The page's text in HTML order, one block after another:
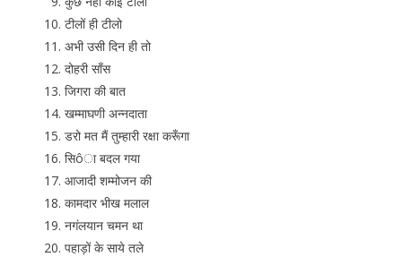
टीलों ही टीलो
अभी उसी दिन ही तो
दोहरी साँस
जिगरा की बात
खम्माघणी अन्नदाता
डरो मत मैं तुम्हारी रक्षा करूँगा
सिôा बदल गया
आजादी शम्मोजन की
कामदार भीख मलाल
नगंलयान चमन था
पहाड़ों के साये तले